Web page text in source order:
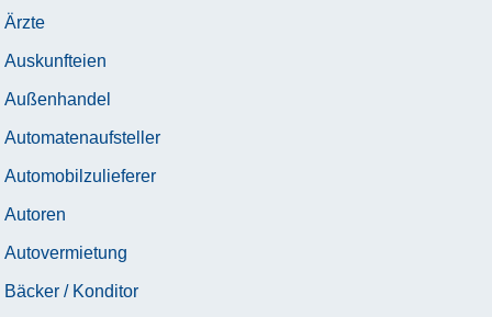
Ärzte
Auskunfteien
Außenhandel
Automatenaufsteller
Automobilzulieferer
Autoren
Autovermietung
Bäcker / Konditor